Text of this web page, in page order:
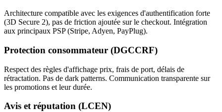
Architecture compatible avec les exigences d'authentification forte
(3D Secure 2), pas de friction ajoutée sur le checkout. Intégration
aux principaux PSP (Stripe, Adyen, PayPlug).
Protection consommateur (DGCCRF)
Respect des règles d'affichage prix, frais de port, délais de
rétractation. Pas de dark patterns. Communication transparente sur
les promotions et leur durée.
Avis et réputation (LCEN)